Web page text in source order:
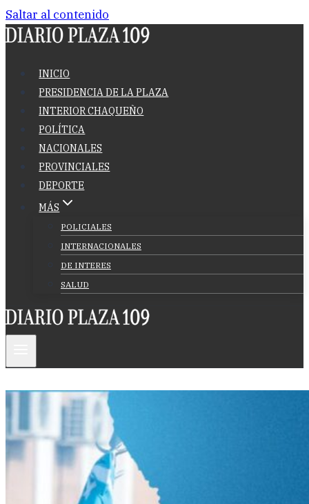
Saltar al contenido
INICIO
PRESIDENCIA DE LA PLAZA
INTERIOR CHAQUEÑO
POLÍTICA
NACIONALES
PROVINCIALES
DEPORTE
MÁS
POLICIALES
INTERNACIONALES
DE INTERES
SALUD